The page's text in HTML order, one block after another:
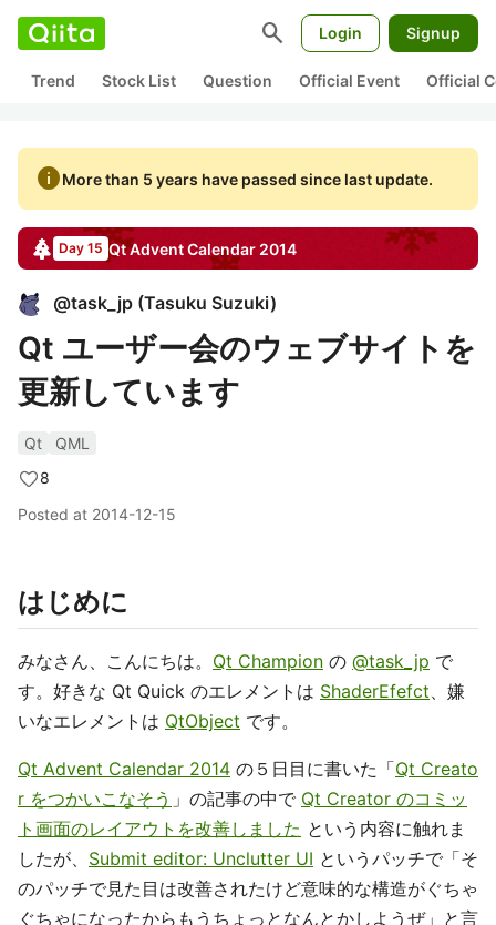
search Login Signup
Trend Stock List Question Official Event Official
infoMore than 5 years have passed since last update.
Day 15 QtAdvent Calendar 2014
@task_jp (Tasuku Suzuki)
Qt ユーザー会のウェブサイトを
更新しています
Qt
QML
8
Posted at 2014-12-15
はじめに
みなさん、こんにちは。 Qt Champion の @task_jp で
す。好きな Qt Quick のエレメントは ShaderEfefct、嫌
いなエレメントは QtObject です。
Qt Advent Calendar 2014 の５日目に書いた「Qt Creato
r をつかいこなそう 」の記事の中で Qt Creator のコミッ
ト画面のレイアウトを改善しました という内容に触れま
したが、 Submit editor: Unclutter UI というパッチで「そ
のパッチで見た目は改善されたけど意味的な構造がぐちゃ
ぐちゃになったからもうちょっとなんとかしようぜ」と言